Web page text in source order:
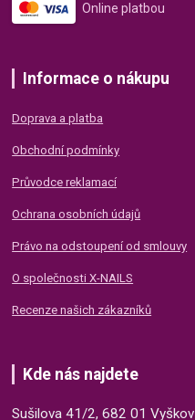
Online platbou
Informace o nákupu
Doprava a platba
Obchodní podmínky
Průvodce reklamací
Ochrana osobních údajů
Právo na odstoupení od smlouvy
O společnosti X-NAILS
Recenze našich zákazníků
Kde nás najdete
Sušilova 41/2, 682 01 Vyškov